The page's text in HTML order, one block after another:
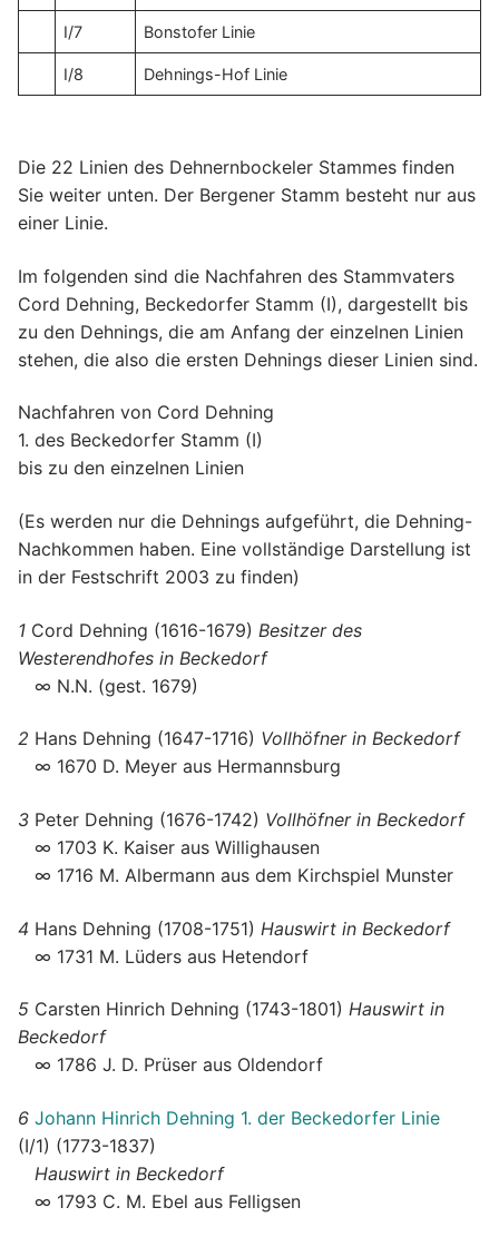
I/7 Bonstofer Linie
I/8 Dehnings-Hof Linie
Die 22 Linien des Dehnernbockeler Stammes finden
Sie weiter unten. Der Bergener Stamm besteht nur aus
einer Linie.
Im folgenden sind die Nachfahren des Stammvaters
Cord Dehning, Beckedorfer Stamm (I), dargestellt bis
zu den Dehnings, die am Anfang der einzelnen Linien
stehen, die also die ersten Dehnings dieser Linien sind.
Nachfahren von Cord Dehning
1. des Beckedorfer Stamm (I)
bis zu den einzelnen Linien
(Es werden nur die Dehnings aufgeführt, die Dehning-
Nachkommen haben. Eine vollständige Darstellung ist
in der Festschrift 2003 zu finden)
1 Cord Dehning (1616-1679) Besitzer des
Westerendhofes in Beckedorf
∞ N.N. (gest. 1679)
2 Hans Dehning (1647-1716) Vollhöfner in Beckedorf
∞ 1670 D. Meyer aus Hermannsburg
3 Peter Dehning (1676-1742) Vollhöfner in Beckedorf
∞ 1703 K. Kaiser aus Willighausen
∞ 1716 M. Albermann aus dem Kirchspiel Munster
4 Hans Dehning (1708-1751) Hauswirt in Beckedorf
∞ 1731 M. Lüders aus Hetendorf
5 Carsten Hinrich Dehning (1743-1801) Hauswirt in
Beckedorf
∞ 1786 J. D. Prüser aus Oldendorf
6 Johann Hinrich Dehning 1. der Beckedorfer Linie
(I/1) (1773-1837)
Hauswirt in Beckedorf
∞ 1793 C. M. Ebel aus Felligsen